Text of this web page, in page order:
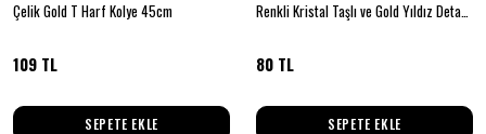
Çelik Gold T Harf Kolye 45cm
109 TL
SEPETE EKLE
Renkli Kristal Taşlı ve Gold Yıldız Detaylı Kolye
80 TL
SEPETE EKLE